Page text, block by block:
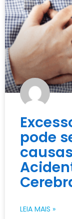
pode
LEIA MAIS »